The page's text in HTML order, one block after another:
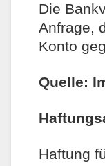
Die
Anfrage,
Konto
Quelle:
Haftung